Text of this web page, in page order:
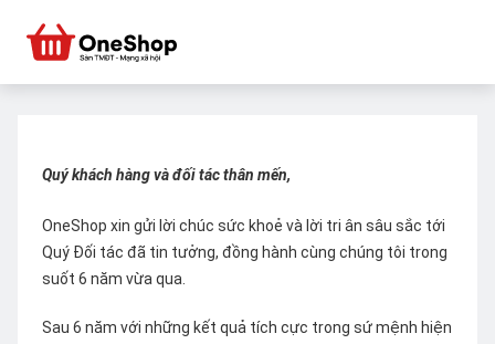
Quý khách hàng và đối tác thân mến,
OneShop xin gửi lời chúc sức khoẻ và lời tri ân sâu sắc tới
Quý Đối tác đã tin tưởng, đồng hành cùng chúng tôi trong
suốt 6 năm vừa qua.
Sau 6 năm với những kết quả tích cực trong sứ mệnh hiện